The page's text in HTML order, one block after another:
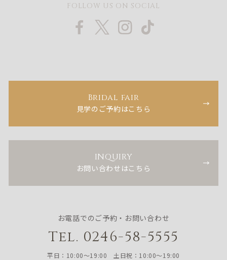
FOLLOW US ON SOCIAL
Bridal fair
見学のご予約はこちら
INQUIRY
お問い合わせはこちら
お電話でのご予約・お問い合わせ
Tel. 0246-58-5555
平日：10:00〜19:00 土日祝：10:00〜19:00